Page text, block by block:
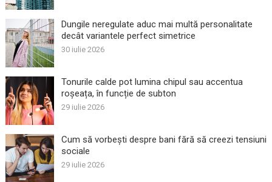
Dungile neregulate aduc mai multă personalitate
decât variantele perfect simetrice
30 iulie 2026
Tonurile calde pot lumina chipul sau accentua
roșeața, în funcție de subton
29 iulie 2026
Cum să vorbești despre bani fără să creezi tensiuni
sociale
29 iulie 2026